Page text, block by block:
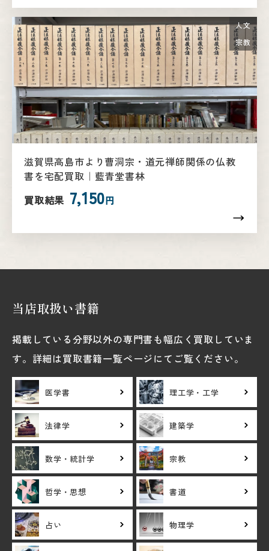
人文
宗教
滋賀県高島市より曹洞宗・道元禅師関係の仏教
書を宅配買取｜藍青堂書林
買取結果 7,150円
当店取扱い書籍
掲載している分野以外の専門書も幅広く買取していま
す。詳細は買取書籍一覧ページにてご覧ください。
医学書 理工学・工学
法律学 建築学
数学・統計学 宗教
哲学・思想 書道
占い 物理学